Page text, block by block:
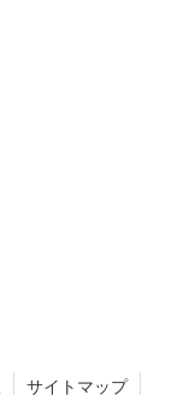
サイトマップ